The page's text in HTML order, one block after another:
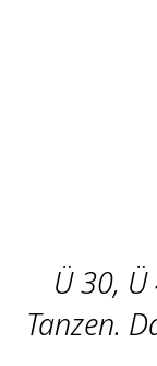
Ü 30,
Tanzen.